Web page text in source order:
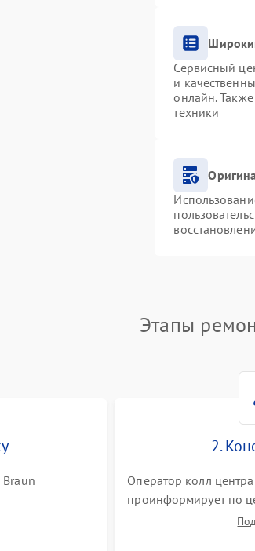
Сервисный
и
онлайн.
техники
Этапы
Braun
2.
Оператор колл
проинформирует по
а также ответит на